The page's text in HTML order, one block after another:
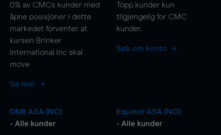
0% av CMCs kunder med
åpne posisjoner i dette
markedet forventer at
kursen Brinker
International Inc skal
move
Se mer
Topp kunder kun
tilgjengelig for CMC
kunder.
Søk om konto
DNB ASA (NO)
- Alle kunder
Equinor ASA (NO)
- Alle kunder